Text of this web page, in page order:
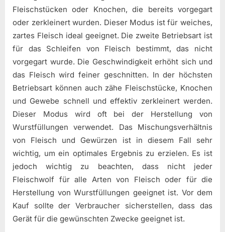
Fleischstücken oder Knochen, die bereits vorgegart
oder zerkleinert wurden. Dieser Modus ist für weiches,
zartes Fleisch ideal geeignet. Die zweite Betriebsart ist
für das Schleifen von Fleisch bestimmt, das nicht
vorgegart wurde. Die Geschwindigkeit erhöht sich und
das Fleisch wird feiner geschnitten. In der höchsten
Betriebsart können auch zähe Fleischstücke, Knochen
und Gewebe schnell und effektiv zerkleinert werden.
Dieser Modus wird oft bei der Herstellung von
Wurstfüllungen verwendet. Das Mischungsverhältnis
von Fleisch und Gewürzen ist in diesem Fall sehr
wichtig, um ein optimales Ergebnis zu erzielen. Es ist
jedoch wichtig zu beachten, dass nicht jeder
Fleischwolf für alle Arten von Fleisch oder für die
Herstellung von Wurstfüllungen geeignet ist. Vor dem
Kauf sollte der Verbraucher sicherstellen, dass das
Gerät für die gewünschten Zwecke geeignet ist.